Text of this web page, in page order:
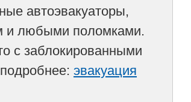
автоэвакуаторы,
и любыми поломками.
с заблокированными
эвакуация